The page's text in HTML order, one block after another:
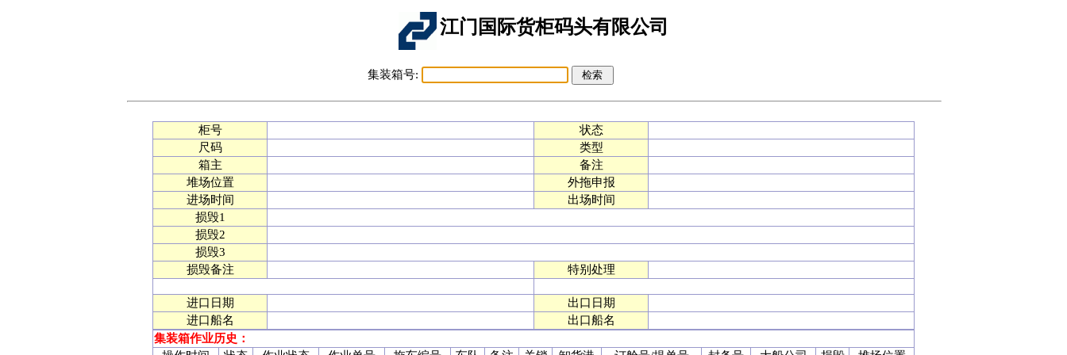
江门国际货柜码头有限公司
集装箱号:
柜号
状态
尺码
类型
箱主
备注
堆场位置
外拖申报
进场时间
出场时间
损毁1
损毁2
损毁3
损毁备注
特别处理
进口日期
出口日期
进口船名
出口船名
集装箱作业历史：